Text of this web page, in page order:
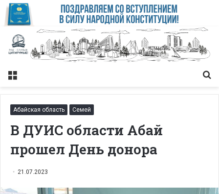
Меню
Абайская область Семей
В ДУИС области Абай
прошел День донора
21.07.2023